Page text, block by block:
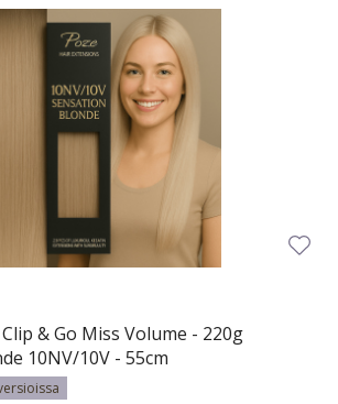
& Go Miss Volume - 220g
10NV/10V - 55cm